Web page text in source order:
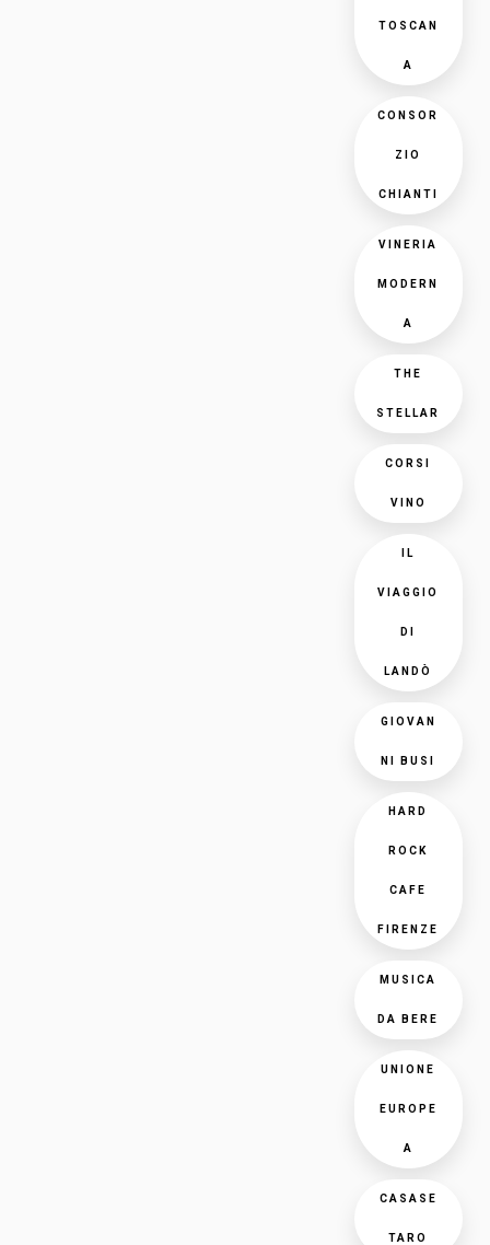
TOSCAN
A
CONSOR
ZIO
CHIANTI
VINERIA
MODERN
A
THE
STELLAR
CORSI
VINO
IL
VIAGGIO
DI
LANDÒ
GIOVAN
NI BUSI
HARD
ROCK
CAFE
FIRENZE
MUSICA
DA BERE
UNIONE
EUROPE
A
CASASE
TARO